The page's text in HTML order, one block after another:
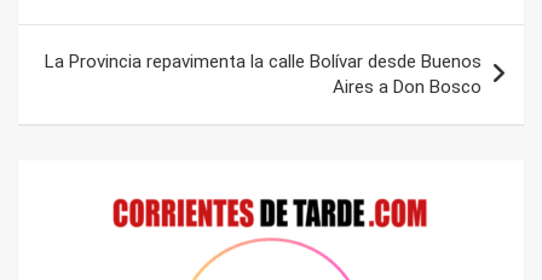
entradas
La Provincia repavimenta la calle Bolívar desde Buenos
Aires a Don Bosco